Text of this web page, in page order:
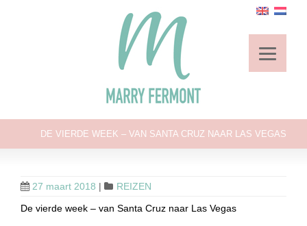
DE VIERDE WEEK – VAN SANTA CRUZ NAAR LAS VEGAS
27 maart 2018 |
REIZEN
De vierde week – van Santa Cruz naar Las Vegas